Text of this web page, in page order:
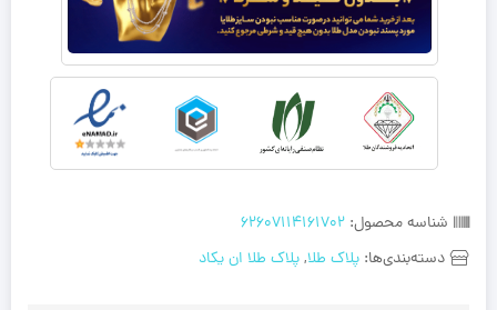
شناسه محصول: 62607114161702
دسته‌بندی‌ها: پلاک طلا,پلاک طلا ان‌ یکاد